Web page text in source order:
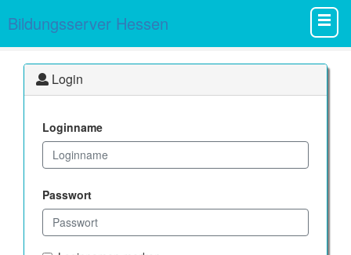
Bildungsserver Hessen
Login
Loginname
Passwort